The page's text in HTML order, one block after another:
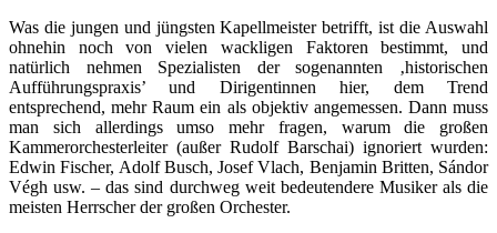
Was die jungen und jüngsten Kapellmeister betrifft, ist die Auswahl
ohnehin noch von vielen wackligen Faktoren bestimmt, und
natürlich nehmen Spezialisten der sogenannten ‚historischen
Aufführungspraxis’ und Dirigentinnen hier, dem Trend
entsprechend, mehr Raum ein als objektiv angemessen. Dann muss
man sich allerdings umso mehr fragen, warum die großen
Kammerorchesterleiter (außer Rudolf Barschai) ignoriert wurden:
Edwin Fischer, Adolf Busch, Josef Vlach, Benjamin Britten, Sándor
Végh usw. – das sind durchweg weit bedeutendere Musiker als die
meisten Herrscher der großen Orchester.